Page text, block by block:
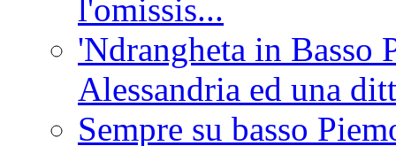
l'omissis...
'Ndrangheta in Basso
Alessandria ed una
Sempre su basso